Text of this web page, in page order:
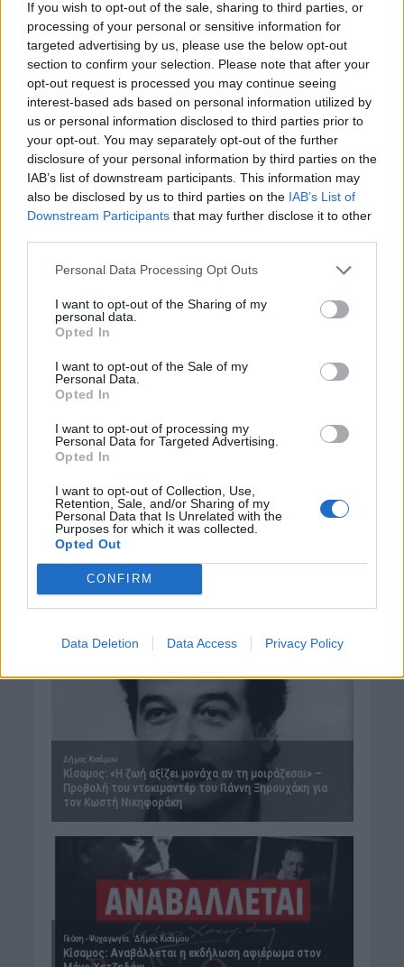
If you wish to opt-out of the sale, sharing to third parties, or
processing of your personal or sensitive information for
targeted advertising by us, please use the below opt-out
section to confirm your selection. Please note that after your
opt-out request is processed you may continue seeing
interest-based ads based on personal information utilized by
us or personal information disclosed to third parties prior to
your opt-out. You may separately opt-out of the further
disclosure of your personal information by third parties on the
IAB’s list of downstream participants. This information may
also be disclosed by us to third parties on the IAB’s List of
Downstream Participants that may further disclose it to other
Personal Data Processing Opt Outs
I want to opt-out of the Sharing of my
personal data.
Opted In
I want to opt-out of the Sale of my
Personal Data.
Opted In
I want to opt-out of processing my
Personal Data for Targeted Advertising.
Opted In
I want to opt-out of Collection, Use,
Retention, Sale, and/or Sharing of my
Personal Data that Is Unrelated with the
Purposes for which it was collected.
Opted Out
CONFIRM
Data Deletion Data Access Privacy Policy